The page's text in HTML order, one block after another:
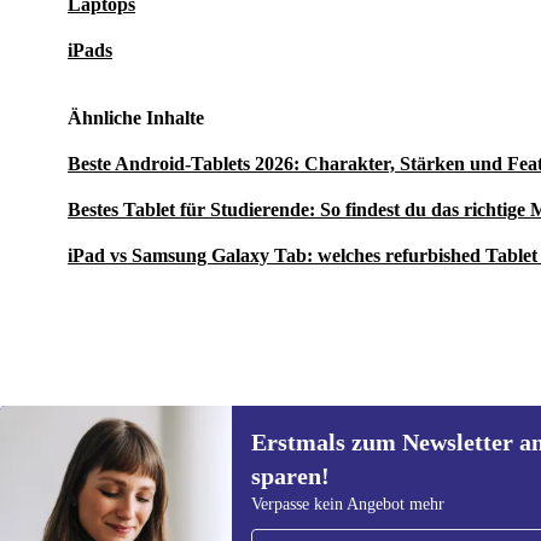
Laptops
iPads
Ähnliche Inhalte
Beste Android-Tablets 2026: Charakter, Stärken und
Bestes Tablet für Studierende: So findest du das richtige
iPad vs Samsung Galaxy Tab: welches refurbished
119,00 €
Erstmals zum Newsletter
sparen!
Verpasse kein Angebot mehr
Erstmals zum Newsletter
anmelden, 15 € sparen!